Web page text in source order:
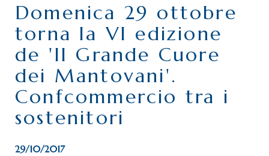
PERCHÉ ASSOCIARSI?
DOVE SIAMO
CONTATTI
Domenica 29 ottobre
torna la VI edizione
de 'Il Grande Cuore
dei Mantovani'.
Confcommercio tra i
sostenitori
29/10/2017